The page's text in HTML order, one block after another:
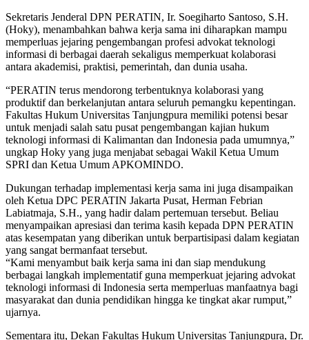
Sekretaris Jenderal DPN PERATIN, Ir. Soegiharto Santoso, S.H.
(Hoky), menambahkan bahwa kerja sama ini diharapkan mampu
memperluas jejaring pengembangan profesi advokat teknologi
informasi di berbagai daerah sekaligus memperkuat kolaborasi
antara akademisi, praktisi, pemerintah, dan dunia usaha.
“PERATIN terus mendorong terbentuknya kolaborasi yang
produktif dan berkelanjutan antara seluruh pemangku kepentingan.
Fakultas Hukum Universitas Tanjungpura memiliki potensi besar
untuk menjadi salah satu pusat pengembangan kajian hukum
teknologi informasi di Kalimantan dan Indonesia pada umumnya,”
ungkap Hoky yang juga menjabat sebagai Wakil Ketua Umum
SPRI dan Ketua Umum APKOMINDO.
Dukungan terhadap implementasi kerja sama ini juga disampaikan
oleh Ketua DPC PERATIN Jakarta Pusat, Herman Febrian
Labiatmaja, S.H., yang hadir dalam pertemuan tersebut. Beliau
menyampaikan apresiasi dan terima kasih kepada DPN PERATIN
atas kesempatan yang diberikan untuk berpartisipasi dalam kegiatan
yang sangat bermanfaat tersebut.
“Kami menyambut baik kerja sama ini dan siap mendukung
berbagai langkah implementatif guna memperkuat jejaring advokat
teknologi informasi di Indonesia serta memperluas manfaatnya bagi
masyarakat dan dunia pendidikan hingga ke tingkat akar rumput,”
ujarnya.
Sementara itu, Dekan Fakultas Hukum Universitas Tanjungpura, Dr.